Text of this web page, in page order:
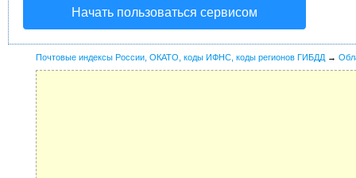
Начать пользоваться сервисом
Почтовые индексы России, ОКАТО, коды ИФНС, коды регионов ГИБДД →